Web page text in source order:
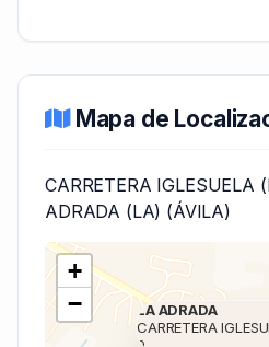
Mapa de
CARRETERA IGLESUELA
ADRADA (LA) (ÁVILA)
LA ADRADA
CARRETERA
+
−